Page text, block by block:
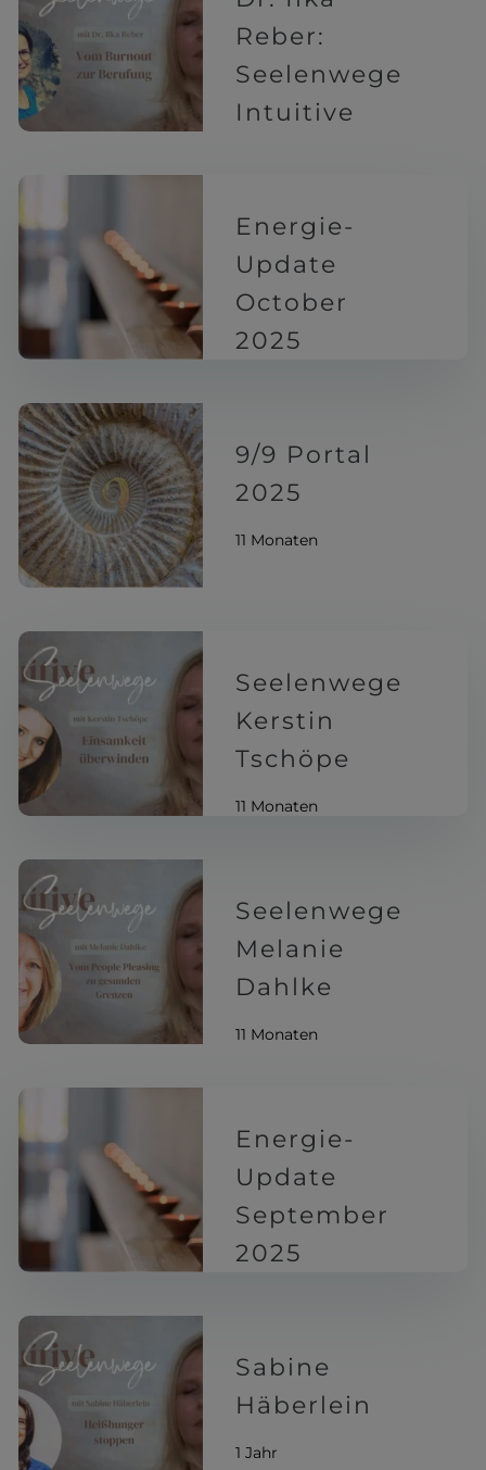
Reber:
Seelenwege
Intuitive
Energie-
Update
October
2025
9/9 Portal
2025
11 Monaten
Seelenwege
Kerstin
Tschöpe
11 Monaten
Seelenwege
Melanie
Dahlke
11 Monaten
Energie-
Update
September
2025
Sabine
Häberlein
1 Jahr